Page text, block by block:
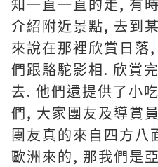
知一直一直的走
有
介紹附近景點, 去到
來說在那裡欣賞日落,
們跟駱駝影相 . 欣賞
去. 他們還提供了小
們 , 大家團友及導賞
團友真的來自四方八
歐洲來的, 那我們是